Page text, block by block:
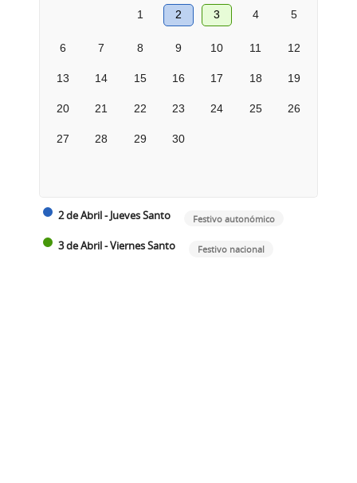
1 2 3 4 5
6 7 8 9 10 11 12
13 14 15 16 17 18 19
20 21 22 23 24 25 26
27 28 29 30
2 de Abril - Jueves Santo Festivo autonómico
3 de Abril - Viernes Santo Festivo nacional